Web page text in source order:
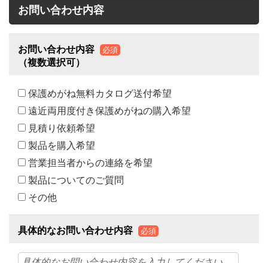
お問い合わせ内容
お問い合わせ内容 必須
（複数選択可）
保護めがね無料カタログ送付希望
遠近両用度付き保護めがねの購入希望
見積り依頼希望
製品を購入希望
営業担当者からの連絡を希望
製品についてのご質問
その他
具体的なお問い合わせ内容 必須